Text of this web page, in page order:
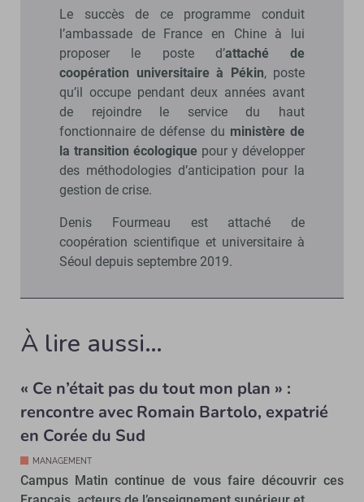
Le succès de ce programme conduit
l’ambassade de France en Chine à lui
proposer le poste d’attaché de
coopération universitaire à Pékin, poste
qu’il occupe pendant deux années avant
de rejoindre le service du haut
fonctionnaire de défense du ministère de
la transition écologique pour y développer
des méthodologies d’anticipation pour la
gestion de crise.
Denis Fourmeau est attaché de
coopération scientifique et universitaire à
Séoul depuis septembre 2019.
À lire aussi…
« Ce n’était pas du tout mon plan » :
rencontre avec Romain Bartolo, expatrié
en Corée du Sud
MANAGEMENT
Campus Matin continue de vous faire découvrir ces